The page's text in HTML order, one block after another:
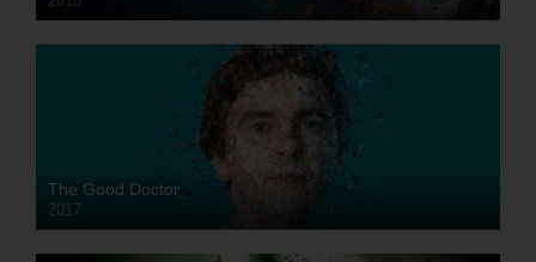
HD
The Good Doctor
2017